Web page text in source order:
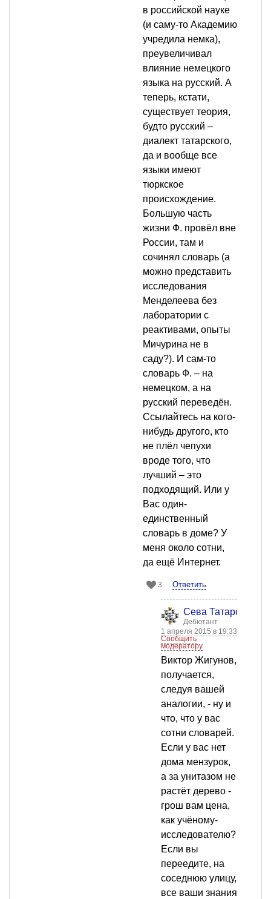
в российской науке
(и саму-то Академию
учредила немка),
преувеличивал
влияние немецкого
языка на русский. А
теперь, кстати,
существует теория,
будто русский –
диалект татарского,
да и вообще все
языки имеют
тюркское
происхождение.
Большую часть
жизни Ф. провёл вне
России, там и
сочинял словарь (а
можно представить
исследования
Менделеева без
лаборатории с
реактивами, опыты
Мичурина не в
саду?). И сам-то
словарь Ф. – на
немецком, а на
русский переведён.
Ссылайтесь на кого-
нибудь другого, кто
не плёл чепухи
вроде того, что
лучший – это
подходящий. Или у
Вас один-
единственный
словарь в доме? У
меня около сотни,
да ещё Интернет.
3 Ответить
Сева Татарский
Дебютант
1 апреля 2015 в 19:33
Сообщить
модератору
Виктор Жигунов,
получается,
следуя вашей
аналогии, - ну и
что, что у вас
сотни словарей.
Если у вас нет
дома мензурок,
а за унитазом не
растёт дерево -
грош вам цена,
как учёному-
исследователю?
Если вы
переедите, на
соседнюю улицу,
все ваши знания